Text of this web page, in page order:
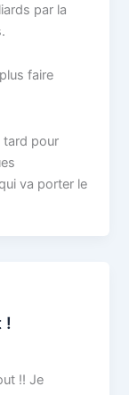
par la
faire
tard pour
va porter le
!
!! Je